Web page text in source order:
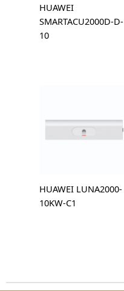
HUAWEI
SMARTACU2000D-D-
10
HUAWEI LUNA2000-
10KW-C1